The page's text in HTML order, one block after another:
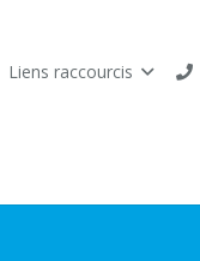
Liens raccourcis